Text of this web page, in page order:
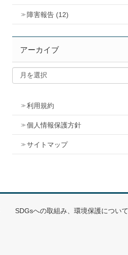
障害報告 (12)
アーカイブ
利用規約
個人情報保護方針
サイトマップ
SDGsへの取組み、環境保護について